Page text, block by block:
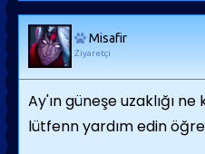
Misafir
Ziyaretçi
Ay'ın güneşe uzaklığı ne
lütfenn yardım edin